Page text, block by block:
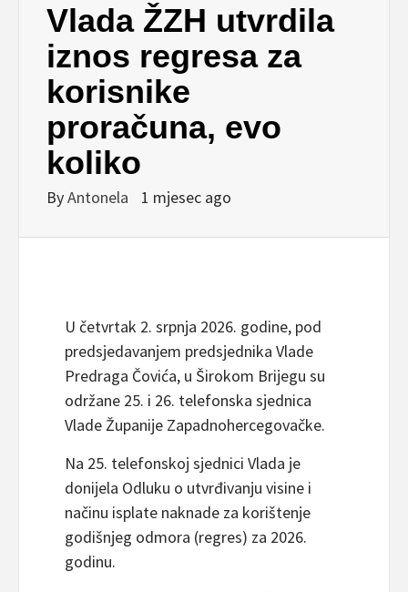
Vlada ŽZH utvrdila
iznos regresa za
korisnike
proračuna, evo
koliko
ByAntonela 1 mjesec ago
U četvrtak 2. srpnja 2026. godine, pod
predsjedavanjem predsjednika Vlade
Predraga Čovića, u Širokom Brijegu su
održane 25. i 26. telefonska sjednica
Vlade Županije Zapadnohercegovačke.
Na 25. telefonskoj sjednici Vlada je
donijela Odluku o utvrđivanju visine i
načinu isplate naknade za korištenje
godišnjeg odmora (regres) za 2026.
godinu.